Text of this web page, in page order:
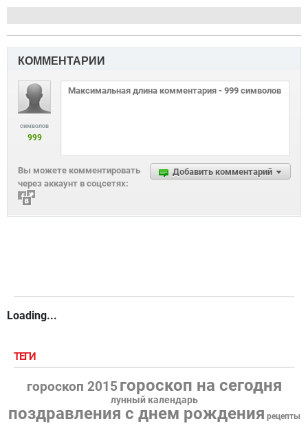
КОММЕНТАРИИ
символов
999
Добавить комментарий
Вы можете комментировать
через аккаунт в соцсетях:
Loading...
ТЕГИ
гороскоп 2015 гороскоп на сегодня
лунный календарь
поздравления с днем рождения рецепты